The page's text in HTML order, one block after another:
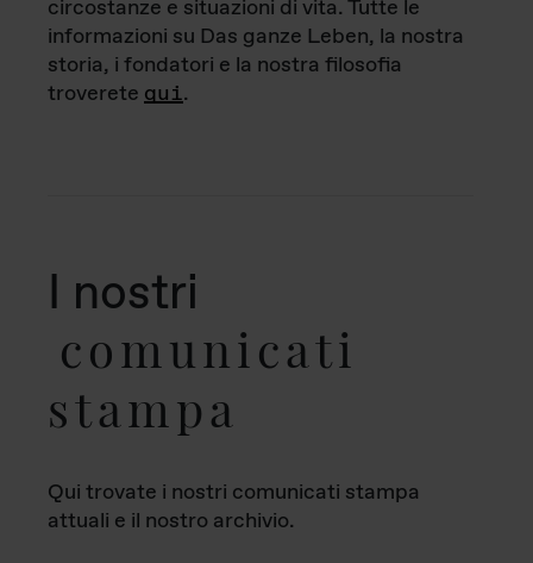
circostanze e situazioni di vita. Tutte le
informazioni su Das ganze Leben, la nostra
storia, i fondatori e la nostra filosofia
troverete qui.
I nostri
comunicati
stampa
Qui trovate i nostri comunicati stampa
attuali e il nostro archivio.